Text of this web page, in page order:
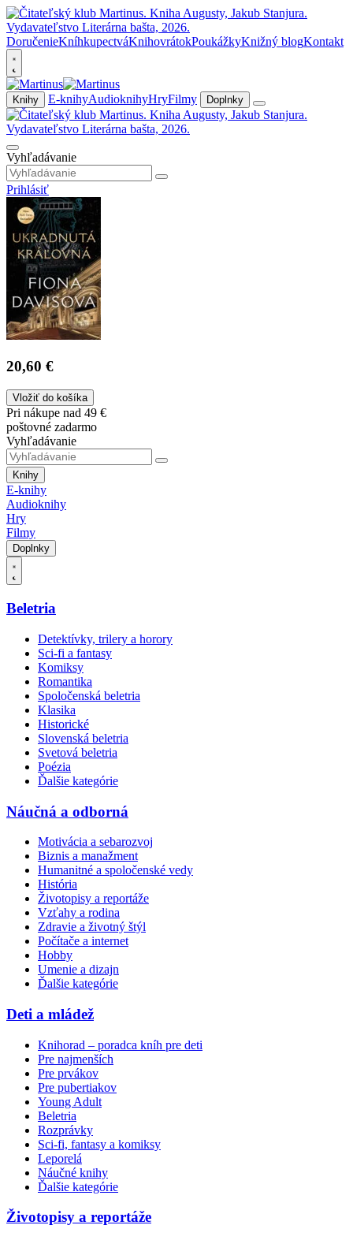
DoručenieKníhkupectváKnihovrátokPoukážkyKnižný blogKontakt
Knihy E-knihyAudioknihyHryFilmy Doplnky
Vyhľadávanie
Prihlásiť
20,60 €
Vložiť do košíka
Pri nákupe nad 49 €
poštovné zadarmo
Vyhľadávanie
Knihy
E-knihy
Audioknihy
Hry
Filmy
Doplnky
Beletria
Detektívky, trilery a horory
Sci-fi a fantasy
Komiksy
Romantika
Spoločenská beletria
Klasika
Historické
Slovenská beletria
Svetová beletria
Poézia
Ďalšie kategórie
Náučná a odborná
Motivácia a sebarozvoj
Biznis a manažment
Humanitné a spoločenské vedy
História
Životopisy a reportáže
Vzťahy a rodina
Zdravie a životný štýl
Počítače a internet
Hobby
Umenie a dizajn
Ďalšie kategórie
Deti a mládež
Knihorad – poradca kníh pre deti
Pre najmenších
Pre prvákov
Pre pubertiakov
Young Adult
Beletria
Rozprávky
Sci-fi, fantasy a komiksy
Leporelá
Náučné knihy
Ďalšie kategórie
Životopisy a reportáže